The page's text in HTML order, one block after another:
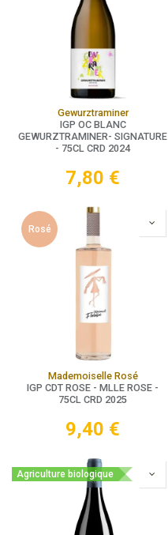
Gewurztraminer
IGP OC BLANC
GEWURZTRAMINER- SIGNATURE
- 75CL CRD 2024
7,80 €
Rosé
Mademoiselle Rosé
IGP CDT ROSE - MLLE ROSE -
75CL CRD 2025
9,40 €
Agriculture biologique